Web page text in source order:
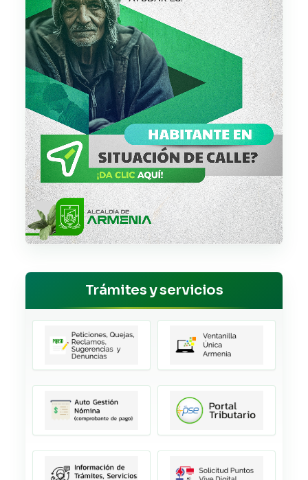
Trámites y servicios